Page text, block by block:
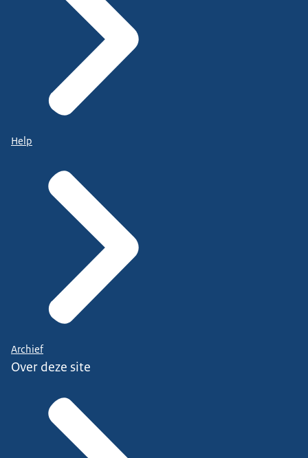
Help
Archief
Over deze site